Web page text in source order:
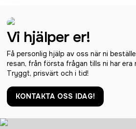
Vi hjälper er!
Få personlig hjälp av oss när ni
resan, från första frågan tills ni har era
Tryggt, prisvärt och i tid!
KONTAKTA OSS IDAG!